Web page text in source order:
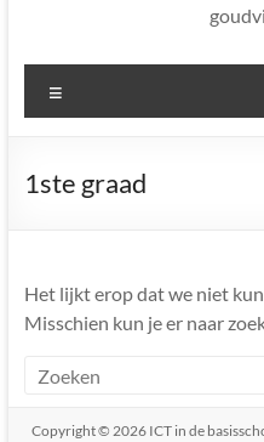
1ste graad
Het lijkt erop dat we niet
Misschien kun je er naar
Copyright © 2026 ICT in de